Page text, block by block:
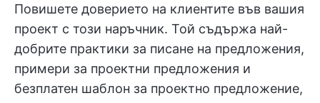
Повишете доверието на клиентите във вашия
проект с този наръчник. Той съдържа най-
добрите практики за писане на предложения,
примери за проектни предложения и
безплатен шаблон за проектно предложение,